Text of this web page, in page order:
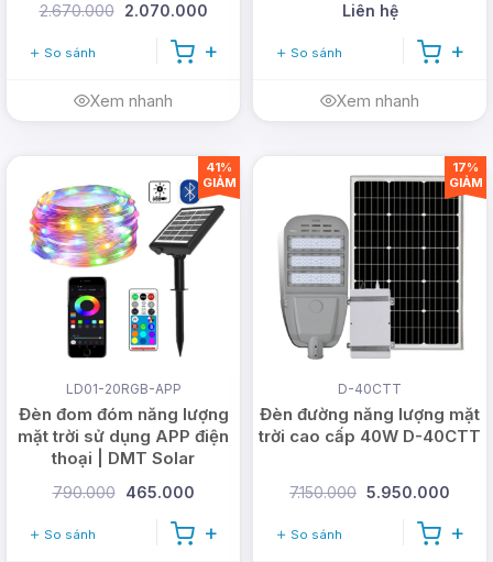
2.670.000 2.070.000
So sánh
Xem nhanh
Liên hệ
So sánh
Xem nhanh
LD01-20RGB-APP
Đèn đom đóm năng lượng
mặt trời sử dụng APP điện
thoại | DMT Solar
790.000 465.000
So sánh
41%
GIẢM
D-40CTT
Đèn đường năng lượng mặt
trời cao cấp 40W D-40CTT
7.150.000 5.950.000
So sánh
17%
GIẢM